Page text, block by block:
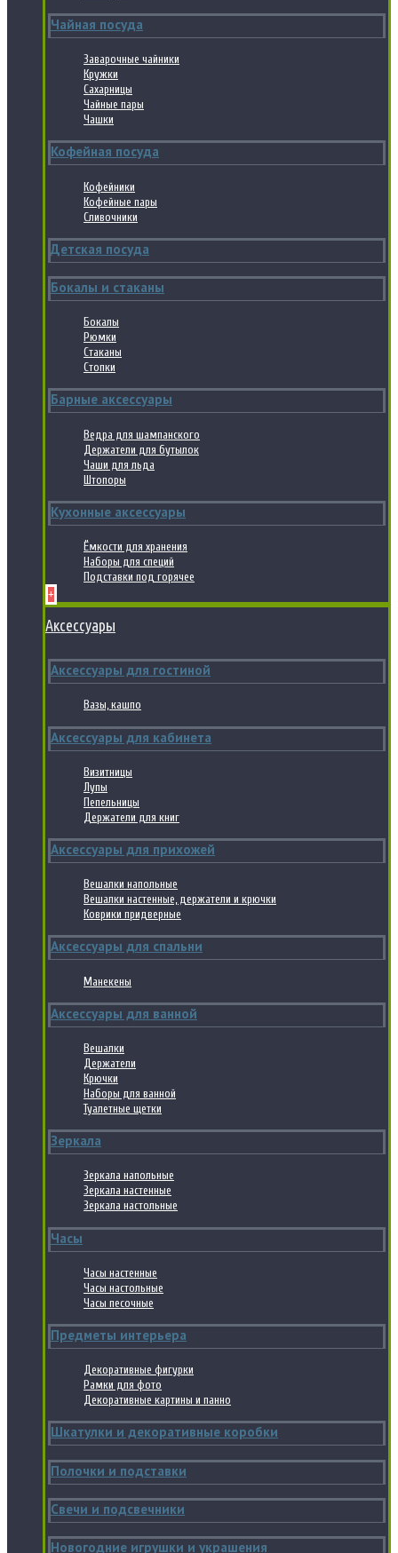
Чайная посуда
Заварочные чайники
Кружки
Сахарницы
Чайные пары
Чашки
Кофейная посуда
Кофейники
Кофейные пары
Сливочники
Детская посуда
Бокалы и стаканы
Бокалы
Рюмки
Стаканы
Стопки
Барные аксессуары
Ведра для шампанского
Держатели для бутылок
Чаши для льда
Штопоры
Кухонные аксессуары
Ёмкости для хранения
Наборы для специй
Подставки под горячее
+
Аксессуары
Аксессуары для гостиной
Вазы, кашпо
Аксессуары для кабинета
Визитницы
Лупы
Пепельницы
Держатели для книг
Аксессуары для прихожей
Вешалки напольные
Вешалки настенные, держатели и крючки
Коврики придверные
Аксессуары для спальни
Манекены
Аксессуары для ванной
Вешалки
Держатели
Крючки
Наборы для ванной
Туалетные щетки
Зеркала
Зеркала напольные
Зеркала настенные
Зеркала настольные
Часы
Часы настенные
Часы настольные
Часы песочные
Предметы интерьера
Декоративные фигурки
Рамки для фото
Декоративные картины и панно
Шкатулки и декоративные коробки
Полочки и подставки
Свечи и подсвечники
Новогодние игрушки и украшения